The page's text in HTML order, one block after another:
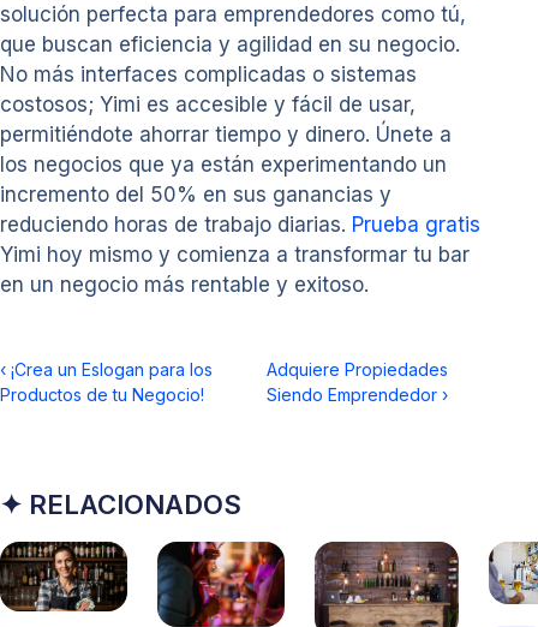
solución perfecta para emprendedores como tú,
que buscan eficiencia y agilidad en su negocio.
No más interfaces complicadas o sistemas
costosos; Yimi es accesible y fácil de usar,
permitiéndote ahorrar tiempo y dinero. Únete a
los negocios que ya están experimentando un
incremento del 50% en sus ganancias y
reduciendo horas de trabajo diarias. Prueba gratis
Yimi hoy mismo y comienza a transformar tu bar
en un negocio más rentable y exitoso.
‹ ¡Crea un Eslogan para los
Productos de tu Negocio!
Adquiere Propiedades
Siendo Emprendedor›
✦ RELACIONADOS